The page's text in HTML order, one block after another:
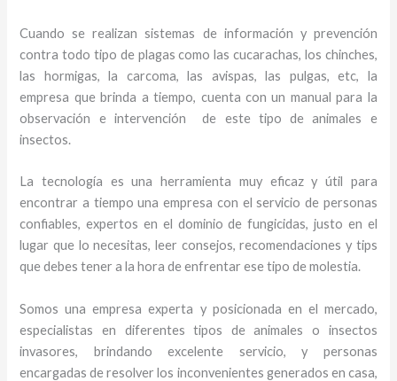
Cuando se realizan sistemas de información y prevención
contra todo tipo de plagas como las cucarachas, los chinches,
las hormigas, la carcoma, las avispas, las pulgas, etc, la
empresa que brinda a tiempo, cuenta con un manual para la
observación e intervención de este tipo de animales e
insectos.
La tecnología es una herramienta muy eficaz y útil para
encontrar a tiempo una empresa con el servicio de personas
confiables, expertos en el dominio de fungicidas, justo en el
lugar que lo necesitas, leer consejos, recomendaciones y tips
que debes tener a la hora de enfrentar ese tipo de molestia.
Somos una empresa experta y posicionada en el mercado,
especialistas en diferentes tipos de animales o insectos
invasores, brindando excelente servicio, y personas
encargadas de resolver los inconvenientes generados en casa,